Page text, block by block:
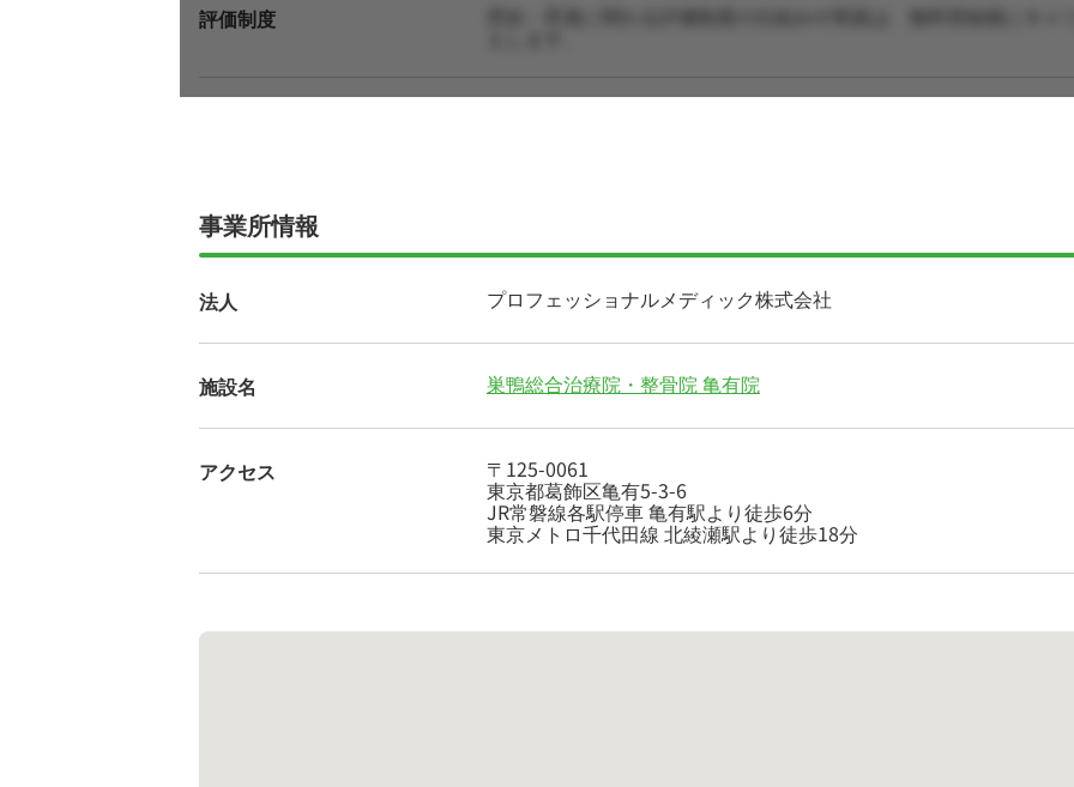
評価制度 昇給・昇進に関わる評価制度の仕組みや実績は、無料登録後にキャ
事業所情報
法人 プロフェッショナルメディック株式会社
施設名 巣鴨総合治療院・整骨院 亀有院
アクセス 〒125-0061
東京都葛飾区亀有5-3-6
JR常磐線各駅停車 亀有駅より徒歩6分
東京メトロ千代田線 北綾瀬駅より徒歩18分